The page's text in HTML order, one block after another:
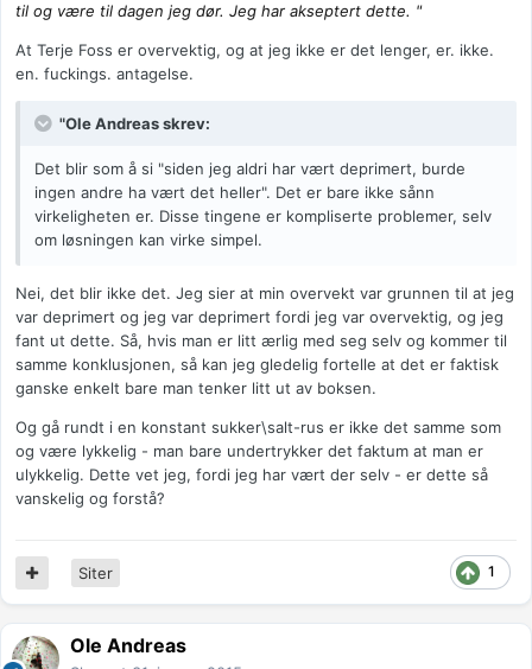
til og være til dagen jeg dør. Jeg har akseptert dette. "
At Terje Foss er overvektig, og at jeg ikke er det lenger, er. ikke.
en. fuckings. antagelse.
"Ole Andreas skrev:
Det blir som å si "siden jeg aldri har vært deprimert, burde
ingen andre ha vært det heller". Det er bare ikke sånn
virkeligheten er. Disse tingene er kompliserte problemer, selv
om løsningen kan virke simpel.
Nei, det blir ikke det. Jeg sier at min overvekt var grunnen til at jeg
var deprimert og jeg var deprimert fordi jeg var overvektig, og jeg
fant ut dette. Så, hvis man er litt ærlig med seg selv og kommer til
samme konklusjonen, så kan jeg gledelig fortelle at det er faktisk
ganske enkelt bare man tenker litt ut av boksen.
Og gå rundt i en konstant sukker\salt-rus er ikke det samme som
og være lykkelig - man bare undertrykker det faktum at man er
ulykkelig. Dette vet jeg, fordi jeg har vært der selv - er dette så
vanskelig og forstå?
1
Siter
Ole Andreas